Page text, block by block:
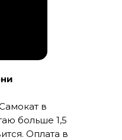
в
больше 1,5
Оплата в